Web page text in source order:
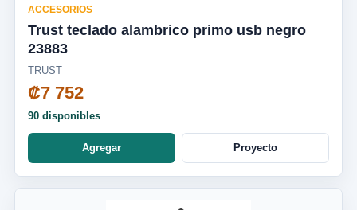
ACCESORIOS
Trust teclado alambrico primo usb negro
23883
TRUST
₡7 752
90 disponibles
Agregar Proyecto